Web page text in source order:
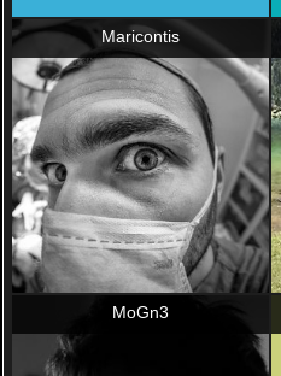
Maricontis
MoGn3